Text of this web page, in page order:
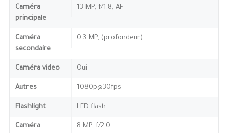
Caméra
principale
13 MP, f/1.8, AF
Caméra
secondaire
0.3 MP, (profondeur)
Caméra video Oui
Autres 1080p@30fps
Flashlight LED flash
Caméra
8 MP, f/2.0